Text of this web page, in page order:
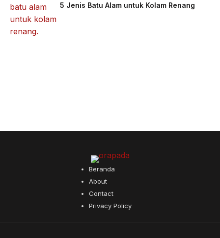
5 Jenis Batu Alam untuk Kolam Renang
Beranda
About
Contact
Privacy Policy